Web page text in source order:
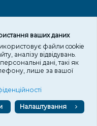
матеріалів
на
ваших даних
файли cookie
аналізу відвідувань.
дані, такі як
лише за вашої
Налаштування